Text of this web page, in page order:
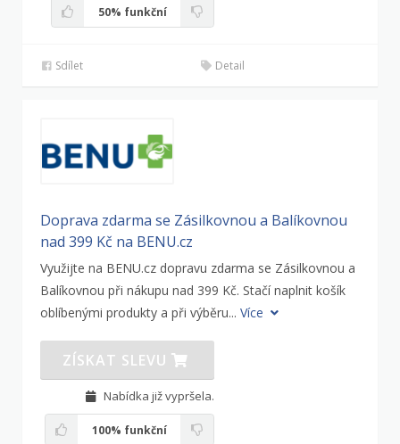
50% funkční
Sdílet Detail
Doprava zdarma se Zásilkovnou a Balíkovnou
nad 399 Kč na BENU.cz
Využijte na BENU.cz dopravu zdarma se Zásilkovnou a
Balíkovnou při nákupu nad 399 Kč. Stačí naplnit košík
oblíbenými produkty a při výběru... Více
ZÍSKAT SLEVU
Nabídka již vypršela.
100% funkční